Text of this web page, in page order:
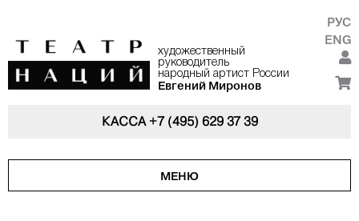
художественный
руководитель
народный артист России
Евгений Миронов
РУС
ENG
КАССА+7 (495) 629 37 39
МЕНЮ